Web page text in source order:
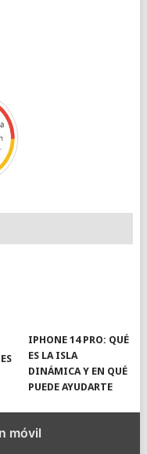
IPHONE 14 PRO: QUÉ
ES LA ISLA
DINÁMICA Y EN QUÉ
PUEDE AYUDARTE
móvil